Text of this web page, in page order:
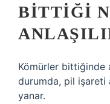
BITTIĞI
Kömürler bittiğinde
durumda, pil işareti
yanar.